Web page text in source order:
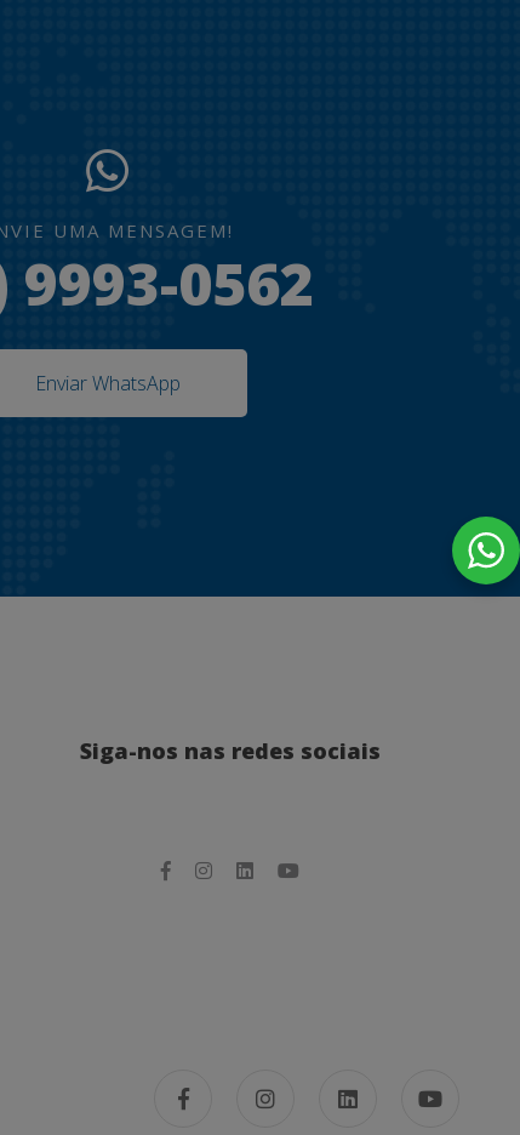
UMA MENSAGEM!
9993-0562
Enviar WhatsApp
Siga-nos nas redes sociais